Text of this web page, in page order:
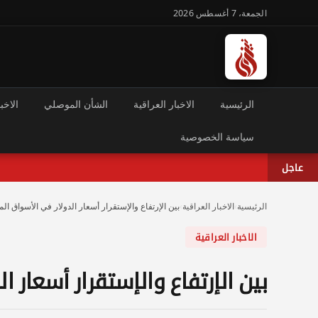
الجمعة، 7 أغسطس 2026
الرئيسية الاخبار العراقية الشأن الموصلي
سياسة الخصوصية
عاجل
الرئيسية الاخبار العراقية بين الإرتفاع والإستقرار أسعار الدولار في الأسواق
الاخبار العراقية
بين الإرتفاع والإستقرار